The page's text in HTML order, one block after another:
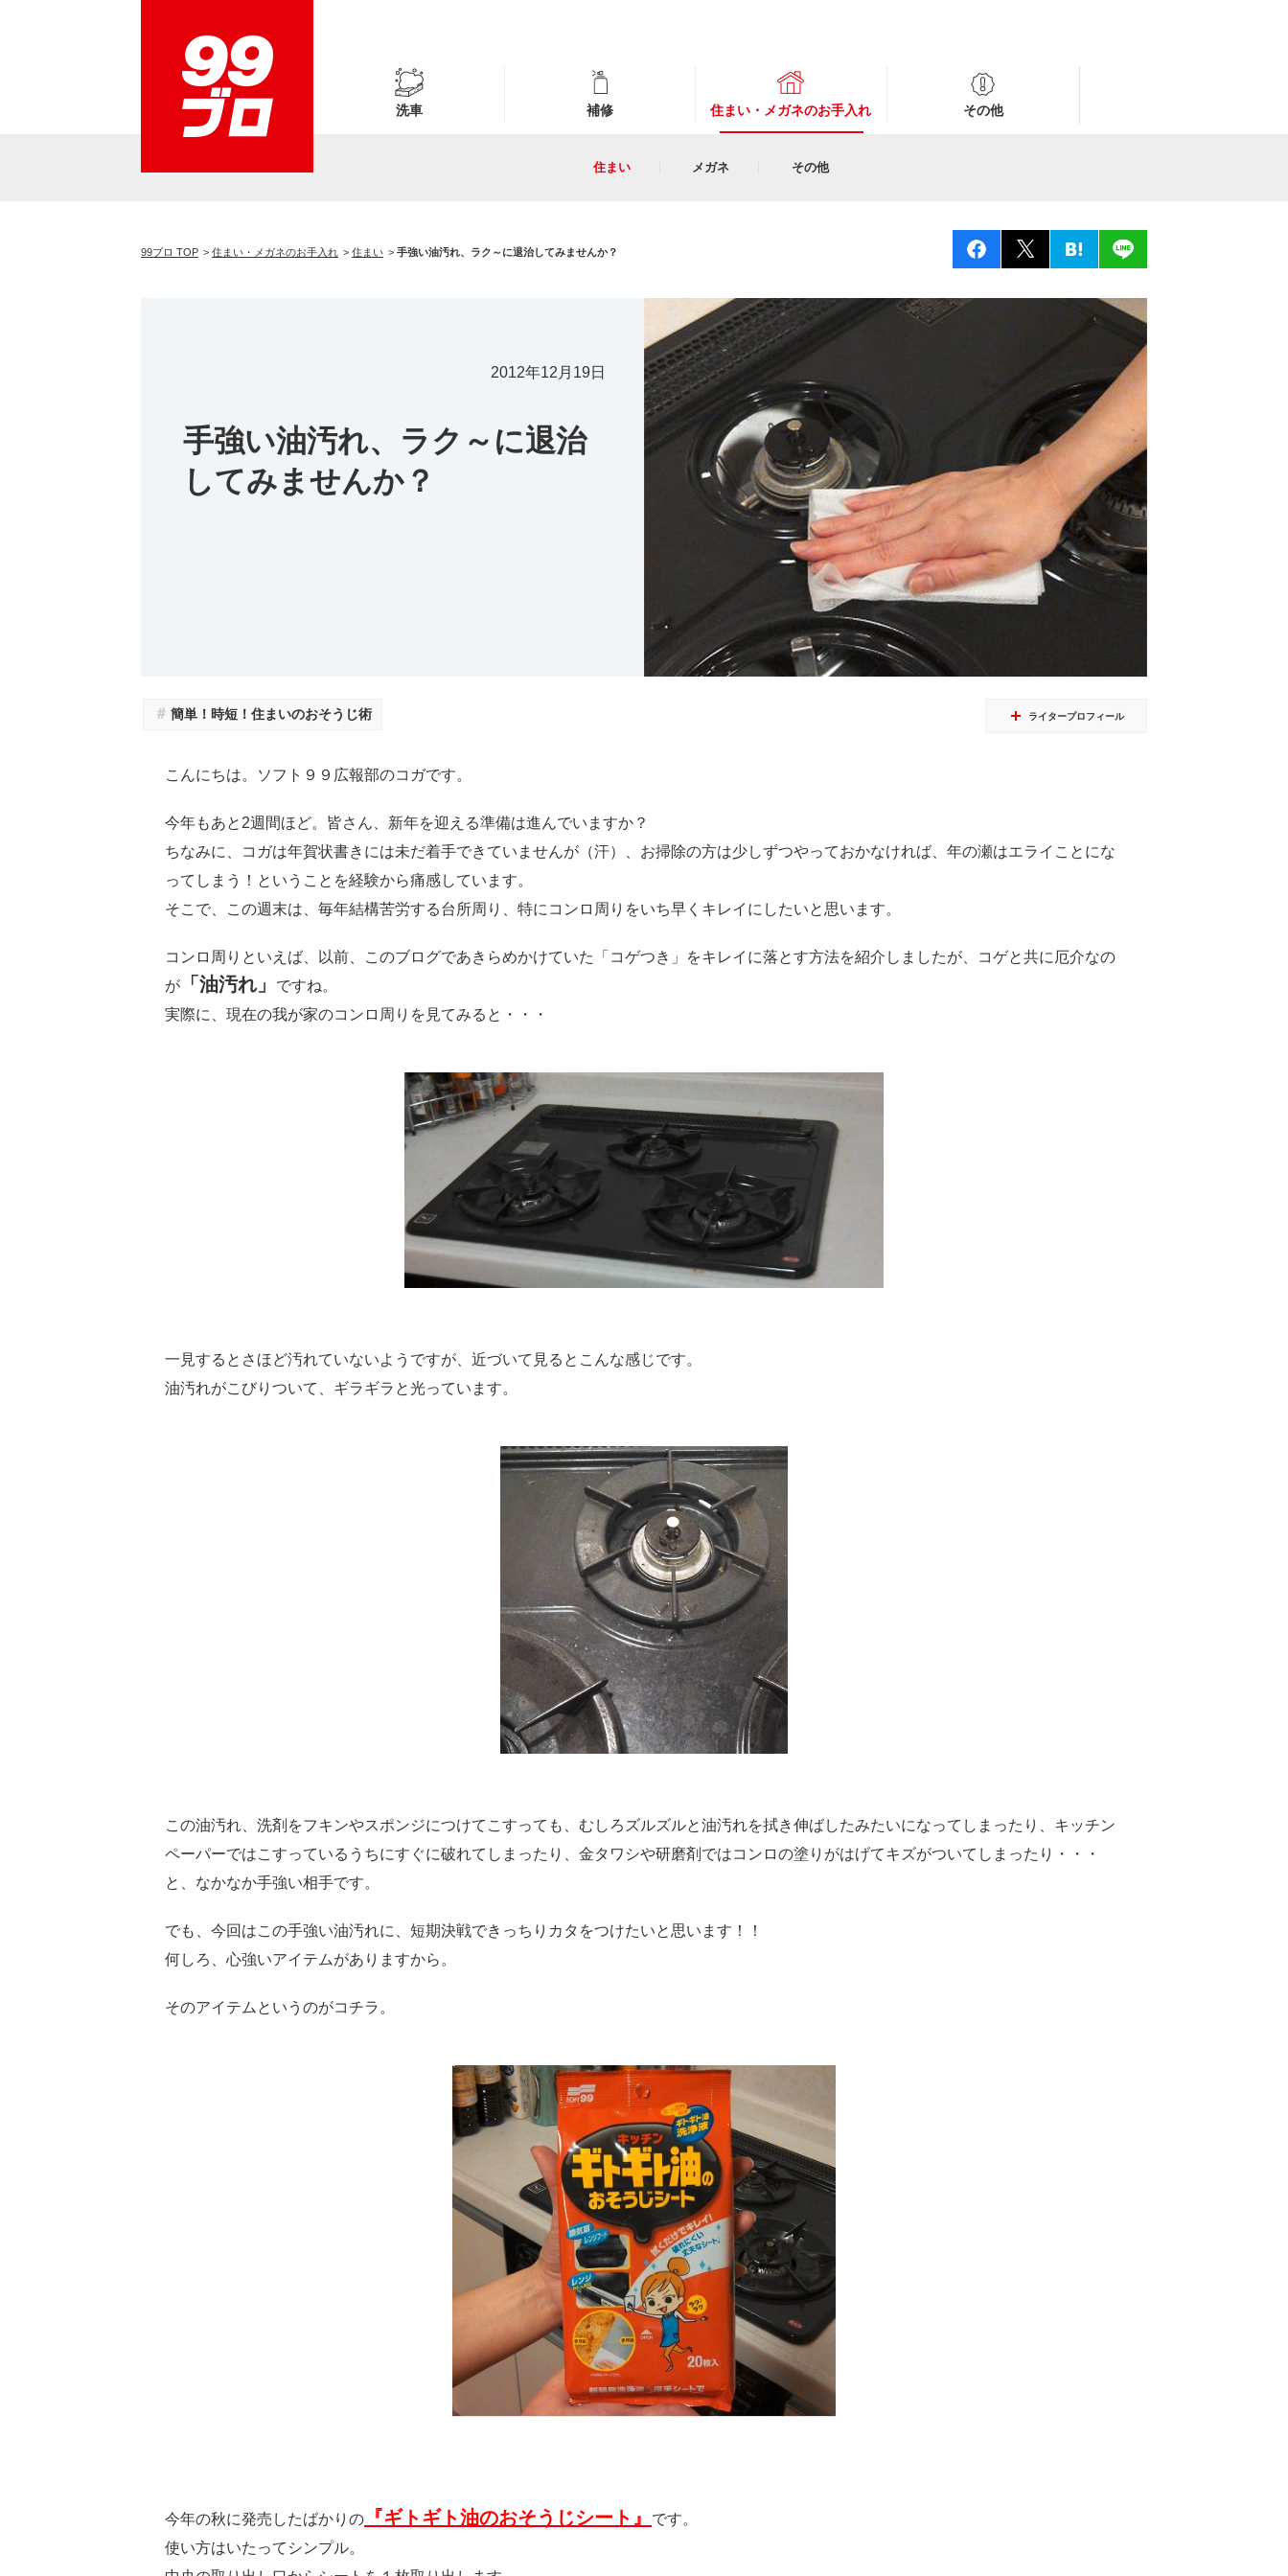
洗車 補修 住まい・メガネのお手入れ その他
住まい メガネ その他
99ブロ TOP 住まい・メガネのお手入れ 住まい 手強い油汚れ、ラク～に退治してみませんか？
2012年12月19日
手強い油汚れ、ラク～に退治
してみませんか？
ライタープロフィール
＃ 簡単！時短！住まいのおそうじ術
こんにちは。ソフト９９広報部のコガです。
今年もあと2週間ほど。皆さん、新年を迎える準備は進んでいますか？
ちなみに、コガは年賀状書きには未だ着手できていませんが（汗）、お掃除の方は少しずつやっておかなければ、年の瀬はエライことにな
ってしまう！ということを経験から痛感しています。
そこで、この週末は、毎年結構苦労する台所周り、特にコンロ周りをいち早くキレイにしたいと思います。
コンロ周りといえば、以前、このブログであきらめかけていた「コゲつき」をキレイに落とす方法を紹介しましたが、コゲと共に厄介なの
が
「油汚れ」
ですね。
実際に、現在の我が家のコンロ周りを見てみると・・・
一見するとさほど汚れていないようですが、近づいて見るとこんな感じです。
油汚れがこびりついて、ギラギラと光っています。
この油汚れ、洗剤をフキンやスポンジにつけてこすっても、むしろズルズルと油汚れを拭き伸ばしたみたいになってしまったり、キッチン
ペーパーではこすっているうちにすぐに破れてしまったり、金タワシや研磨剤ではコンロの塗りがはげてキズがついてしまったり・・・
と、なかなか手強い相手です。
でも、今回はこの手強い油汚れに、短期決戦できっちりカタをつけたいと思います！！
何しろ、心強いアイテムがありますから。
そのアイテムというのがコチラ。
今年の秋に発売したばかりの 『ギトギト油のおそうじシート』
です。
使い方はいたってシンプル。